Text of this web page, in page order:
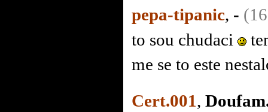
pepa-tipanic, -
to sou chudaci
me se to este
Cert.001,